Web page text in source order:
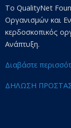
Το QualityNet
Οργανισμών και
κερδοσκοπικός
Ανάπτυξη.
Διαβάστε
ΔΗΛΩΣΗ